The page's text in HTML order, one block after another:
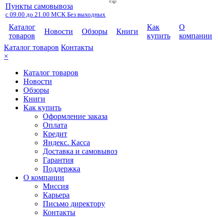
Пункты самовывоза
с 09.00 до 21.00 МСК Без выходных
Каталог
товаров
Новости Обзоры Книги
Как
купить
О
компании
Каталог товаров Контакты
×
Каталог товаров
Новости
Обзоры
Книги
Как купить
Оформление заказа
Оплата
Кредит
Яндекс. Касса
Доставка и самовывоз
Гарантия
Поддержка
О компании
Миссия
Карьера
Письмо директору
Контакты